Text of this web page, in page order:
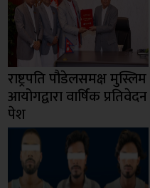
राष्ट्रपति पौडेलसमक्ष मुस्लिम
आयोगद्वारा वार्षिक प्रतिवेदन
पेश